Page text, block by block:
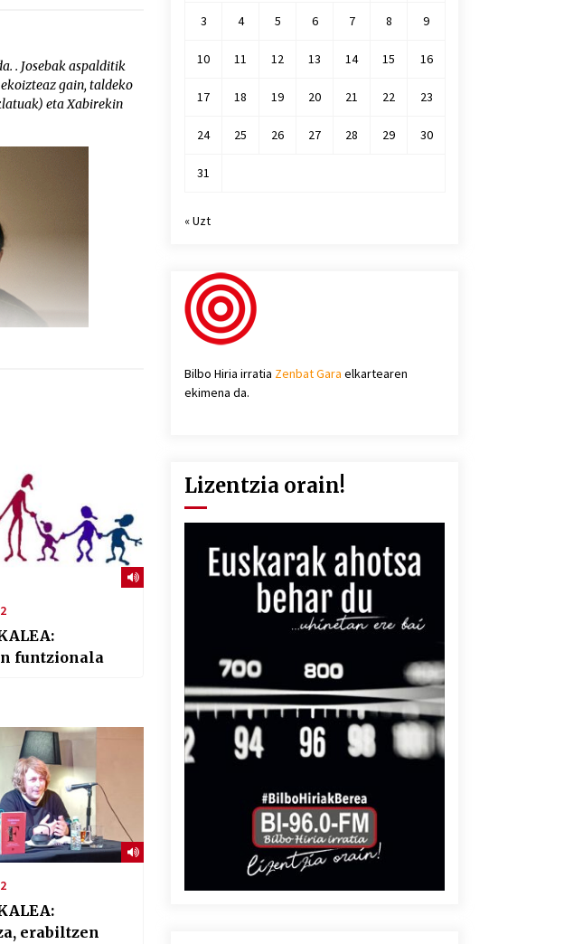
. Josebak aspalditik
gain, taldeko
eta Xabirekin
funtzionala
erabiltzen
3 4 5 6 7 8 9
10 11 12 13 14 15 16
17 18 19 20 21 22 23
24 25 26 27 28 29 30
31
« Uzt
Bilbo Hiria irratia Zenbat Gara elkartearen
ekimena da.
Lizentzia orain!